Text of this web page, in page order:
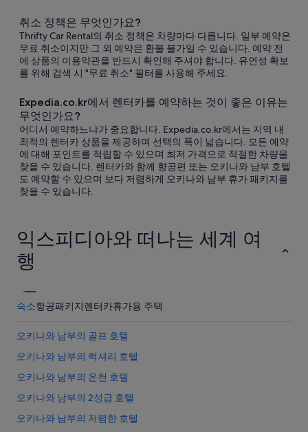
취소 정책은 무엇인가요?
Thrifty Car Rental의 취소 정책은 차량마다 다릅니다. 일부 예약은
무료 취소이지만 그 외 예약은 환불 불가일 수 있습니다. 예약 전
에 상품의 이용약관을 반드시 확인해 주셔야 합니다. 유연성 확보
를 위해 검색 시 "무료 취소" 필터를 사용해 주세요.
Expedia.co.kr에서 렌터카를 예약하는 것이 좋은 이유는
무엇인가요?
어디서 예약하느냐가 중요합니다. Expedia.co.kr에서는 지역 내
최적의 렌터카 상품을 제공하며 선택의 폭이 넓습니다. 모든 예약
에 대해 포인트를 적립할 수 있으며 최저 가격으로 적절한 차량을
찾을 수 있습니다. 렌터카와 함께 향공편 또는 오키나와 남부 호텔
도 예약할 수 있으며 보다 저렴하게 오키나와 남부 휴가 패키지를
찾을 수 있습니다.
익스피디아와 떠나는 세계 여
행
숙소항공패키지렌터카휴가용 주택
오키나와 남부의 골프 호텔
오키나와 남부의 럭셔리 호텔
오키나와 남부의 온천 호텔
오키나와 남부의 2성급 호텔
오키나와 남부의 저렴한 호텔